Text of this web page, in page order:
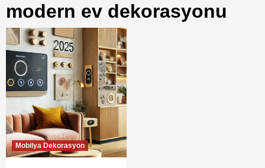
modern ev dekorasyonu
Mobilya Dekorasyon